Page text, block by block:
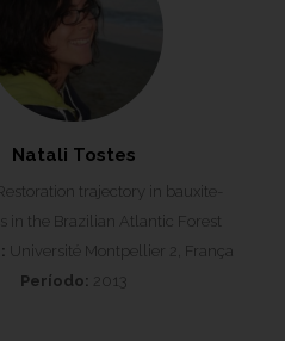
Natali Tostes
trajectory in bauxite-
in the Brazilian Atlantic Forest
Université Montpellier 2, França
Período: 2013